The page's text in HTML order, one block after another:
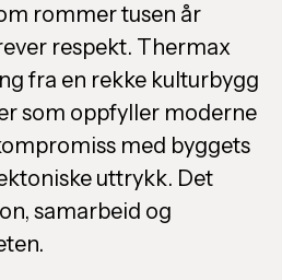
rommer tusen år
respekt. Thermax
fra en rekke kulturbygg
som oppfyller moderne
med byggets
uttrykk. Det
samarbeid og